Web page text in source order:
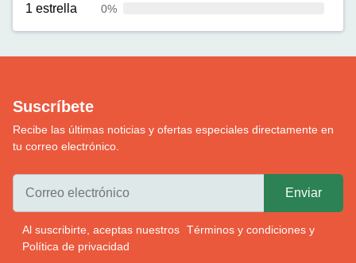
1 estrella 0%
Suscríbete
Recibe las últimas noticias y ofertas especiales directamente en
tu correo electrónico.
Al suscribirte, aceptas nuestros Términos y condiciones y
Política de privacidad